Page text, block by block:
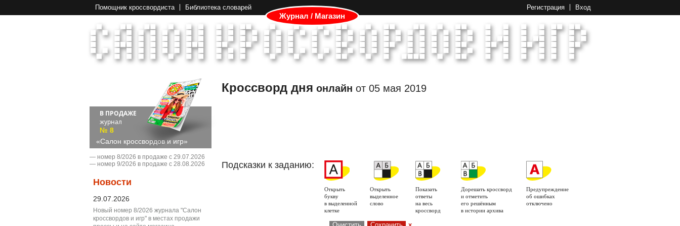
Помощник кроссвордиста Библиотека словарей
Журнал / Магазин
Регистрация Вход
В ПРОДАЖЕ
журнал
№ 8
«Салон кроссвордов и игр»
― номер 8/2026 в продаже с 29.07.2026
― номер 9/2026 в продаже с 28.08.2026
Новости
29.07.2026
Новый номер 8/2026 журнала "Салон
кроссвордов и игр" в местах продажи
Кроссворд дня онлайн от 05 мая 2019
Подсказки к заданию:
Открыть
букву
в выделенной
клетке
Открыть
выделенное
слово
Показать
ответы
на весь
кроссворд
Дорешать кроссворд
и отметить
его решённым
в истории архива
Предупреждение
об ошибках
отключено